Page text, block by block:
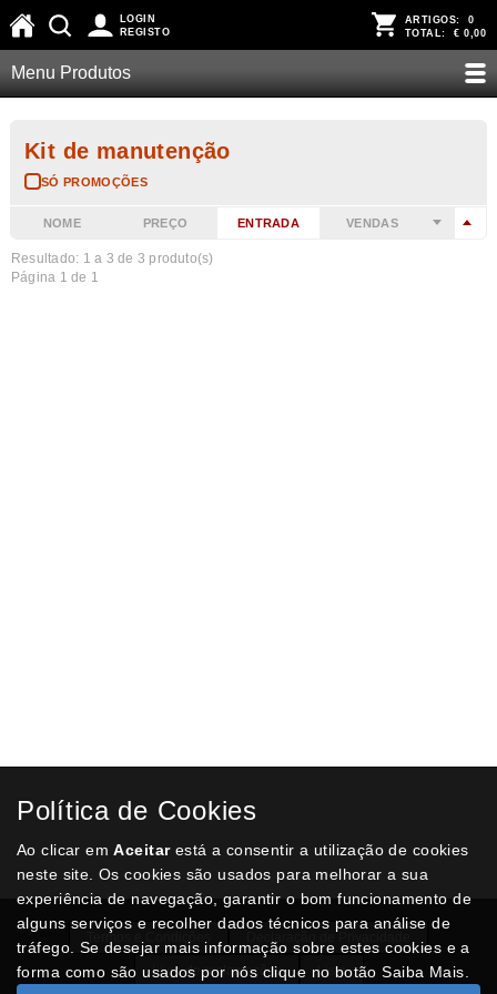
LOGIN
REGISTO
ARTIGOS: 0
TOTAL: € 0,00
Menu Produtos
Kit de manutenção
SÓ PROMOÇÕES
NOME PREÇO ENTRADA VENDAS
Resultado: 1 a 3 de 3 produto(s)
Página 1 de 1
ADICIONAR AO CARRINHO
Termos e Condições
Livro de reclamações Lista
Política de Cookies
Ao clicar emAceitarestá a consentir a utilização de cookies
neste site. Os cookies são usados para melhorar a sua
experiência de navegação, garantir o bom funcionamento de
alguns serviços e recolher dados técnicos para análise de
tráfego. Se desejar mais informação sobre estes cookies e a
forma como são usados por nós clique no botão Saiba Mais.